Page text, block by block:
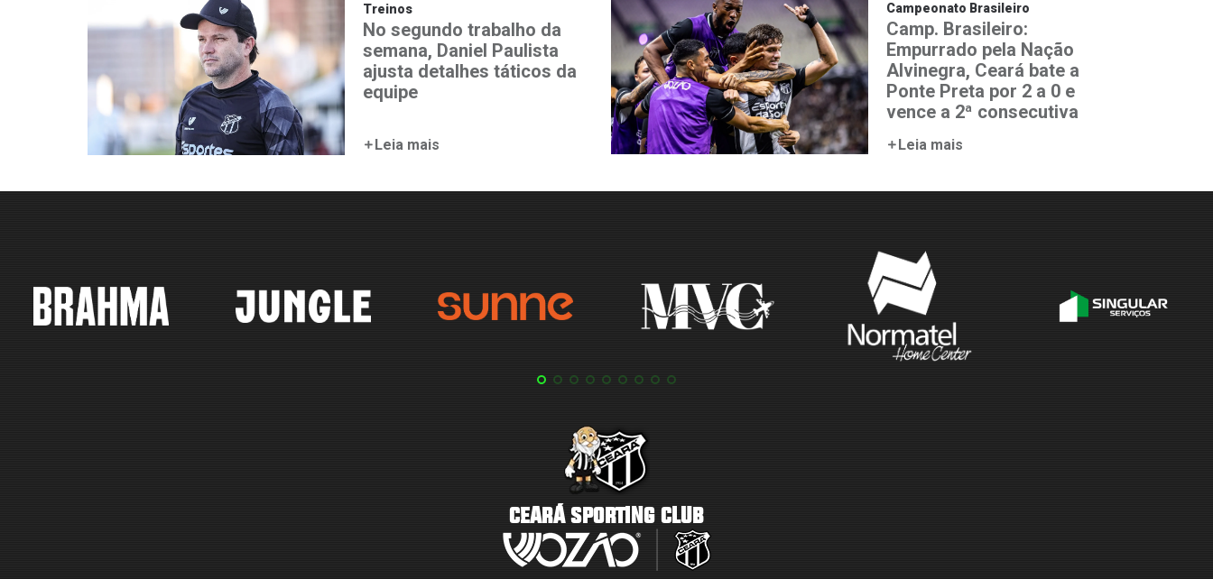
Treinos
No segundo trabalho da
semana, Daniel Paulista
ajusta detalhes táticos da
equipe
Leia mais
Campeonato Brasileiro
Camp. Brasileiro:
Empurrado pela Nação
Alvinegra, Ceará bate a
Ponte Preta por 2 a 0 e
vence a 2ª consecutiva
Leia mais
CEARÁ SPORTING CLUB